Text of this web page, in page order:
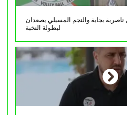
ناصرية بجاية والنجم المسيلي يصعدان
لبطولة النخبة